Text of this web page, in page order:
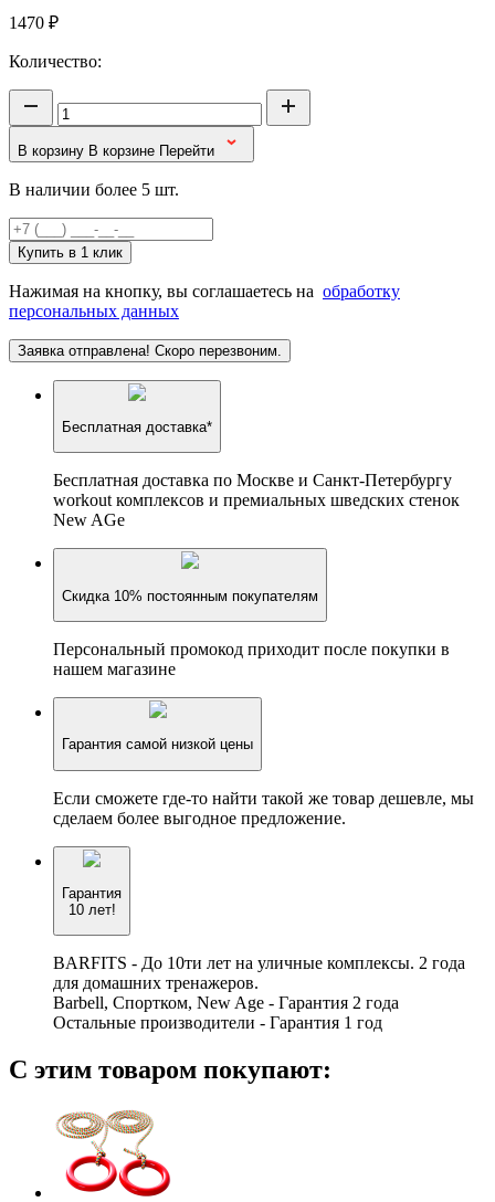
1470 ₽
Количество:
В корзину В корзине Перейти
В наличии более 5 шт.
Купить в 1 клик
Нажимая на кнопку, вы соглашаетесь на обработку
персональных данных
Заявка отправлена! Скоро перезвоним.
Бесплатная доставка*
Бесплатная доставка по Москве и Санкт-Петербургу
workout комплексов и премиальных шведских стенок
New AGe
Скидка 10% постоянным покупателям
Персональный промокод приходит после покупки в
нашем магазине
Гарантия самой низкой цены
Если сможете где-то найти такой же товар дешевле, мы
сделаем более выгодное предложение.
Гарантия
10 лет!
BARFITS - До 10ти лет на уличные комплексы. 2 года
для домашних тренажеров.
Barbell, Спортком, New Age - Гарантия 2 года
Остальные производители - Гарантия 1 год
С этим товаром покупают: